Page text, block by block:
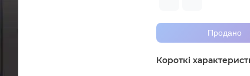
Продано
Короткі